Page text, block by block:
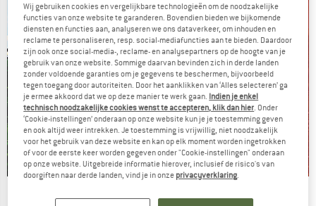
De zomersale gaat verder
Wij gebruiken cookies en vergelijkbare technologieën om de noodzakelijke
functies van onze website te garanderen. Bovendien bieden we bijkomende
diensten en functies aan, analyseren we ons dataverkeer, om inhouden en
reclame te personaliseren, resp. social-mediafuncties aan te bieden. Daardoor
zijn ook onze social-media-, reclame- en analysepartners op de hoogte van je
gebruik van onze website. Sommige daarvan bevinden zich in derde landen
zonder voldoende garanties om je gegevens te beschermen, bijvoorbeeld
tegen toegang door autoriteiten. Door het aanklikken van ‘Alles selecteren’ ga
je ermee akkoord dat we op deze manier te werk gaan. Indien je enkel
technisch noodzakelijke cookies wenst te accepteren, klik dan hier. Onder
‘Cookie-instellingen’ onderaan op onze website kun je je toestemming geven
en ook altijd weer intrekken. Je toestemming is vrijwillig, niet noodzakelijk
voor het gebruik van deze website en kan op elk moment worden ingetrokken
of voor de eerste keer worden gegeven onder "Cookie-instellingen" onderaan
op onze website. Uitgebreide informatie hierover, inclusief de risico's van
doorgiften naar derde landen, vind je in onze privacyverklaring.